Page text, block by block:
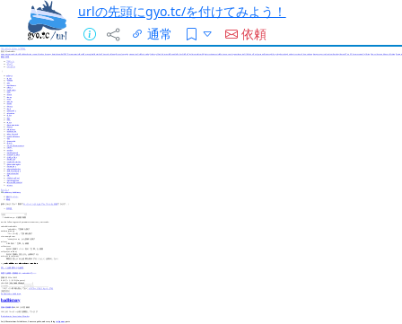
urlの先頭にgyo.tc/を付けてみよう！
通常
依頼